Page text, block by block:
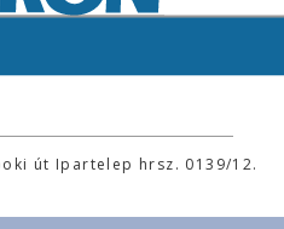
út Ipartelep hrsz. 0139/12.